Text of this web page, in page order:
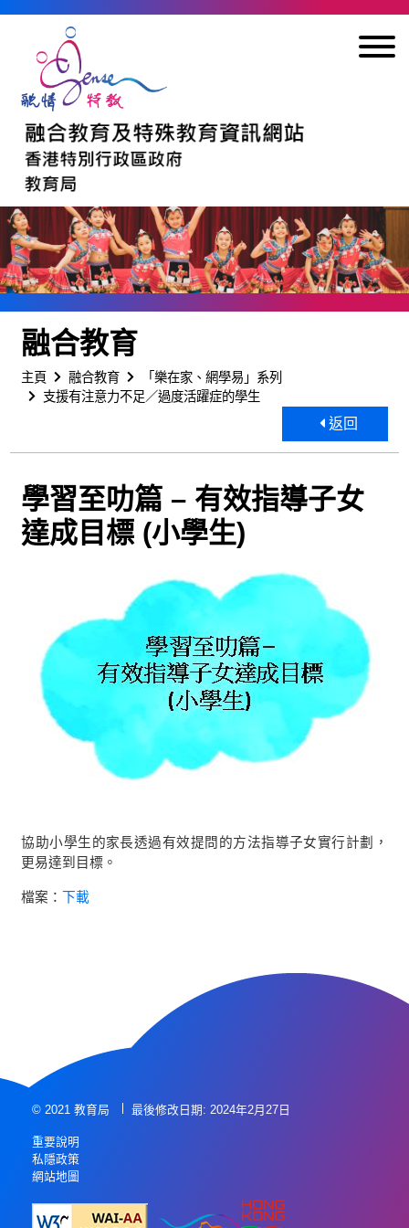
融合教育
主頁 融合教育
「樂在家、網學易」系列
支援有注意力不足／過度活躍症的學生
返回
學習至叻篇 – 有效指導子女
達成目標 (小學生)
協助小學生的家長透過有效提問的方法指導子女實行計劃，
更易達到目標。
檔案： 下載
© 2021 教育局 最後修改日期: 2024年2月27日
重要說明
私隱政策
網站地圖